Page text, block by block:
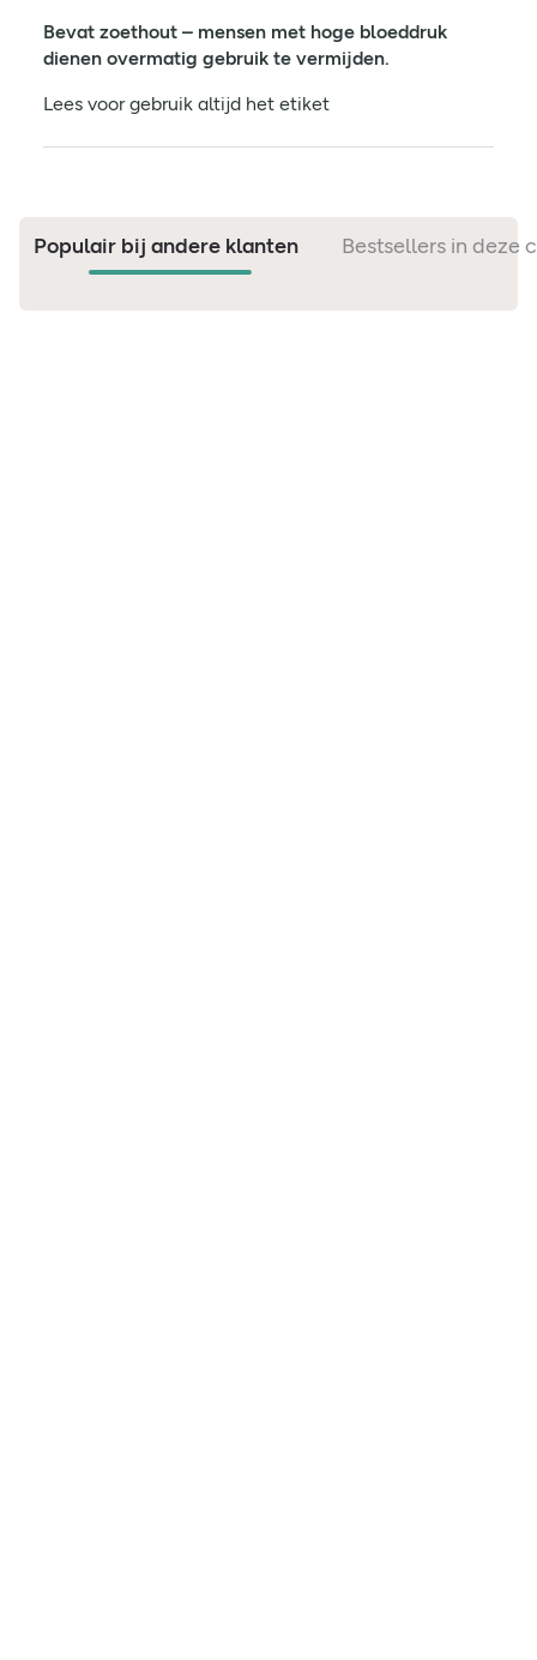
Bevat zoethout – mensen met hoge bloeddruk
dienen overmatig gebruik te vermijden.
Lees voor gebruik altijd het etiket
Populair bij andere klanten Bestsellers in deze